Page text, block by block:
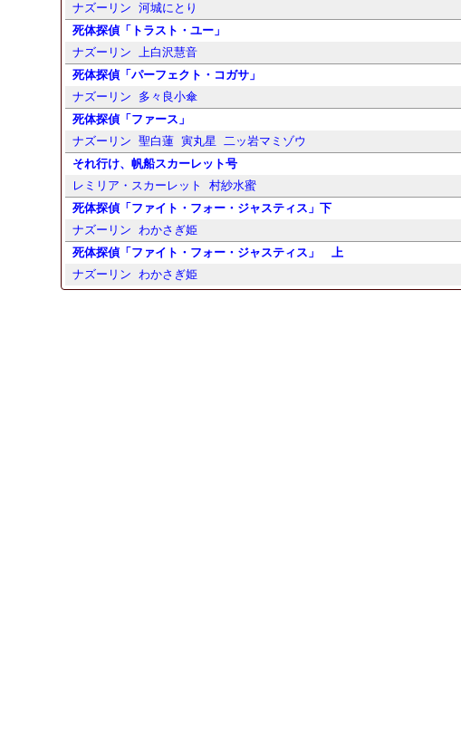
ナズーリン
河城にとり
死体探偵「トラスト・ユー」
ナズーリン
上白沢慧音
死体探偵「パーフェクト・コガサ」
ナズーリン
多々良小傘
死体探偵「ファース」
ナズーリン 聖白蓮 寅丸星
二ッ岩マミゾウ
それ行け、帆船スカーレット号
レミリア・スカーレット
村紗水蜜
死体探偵「ファイト・フォー・ジャスティス」下
ナズーリン
わかさぎ姫
死体探偵「ファイト・フォー・ジャスティス」 上
ナズーリン わかさぎ姫